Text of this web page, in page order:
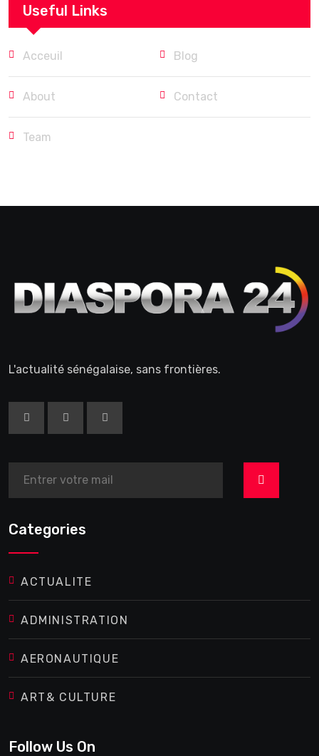
Useful Links
Acceuil Blog
About Contact
Team
L'actualité sénégalaise, sans frontières.
>
Categories
ACTUALITE
ADMINISTRATION
AERONAUTIQUE
ART& CULTURE
Follow Us On